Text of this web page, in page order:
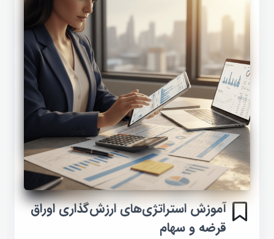
آموزش استراتژی‌های ارزش‌گذاری اوراق
قرضه و سهام